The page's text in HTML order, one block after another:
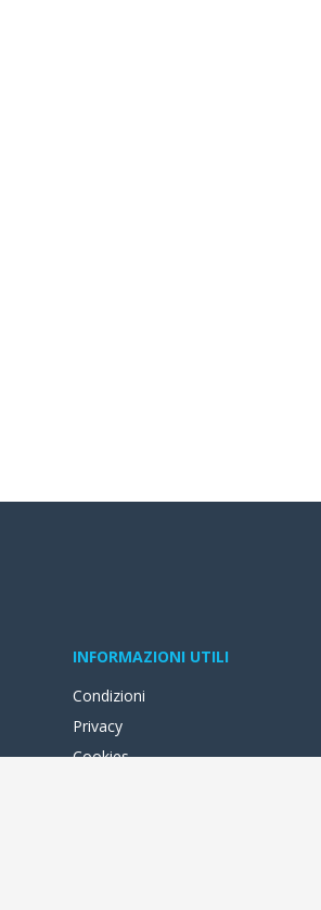
INFORMAZIONI UTILI
Condizioni
Privacy
Cookies